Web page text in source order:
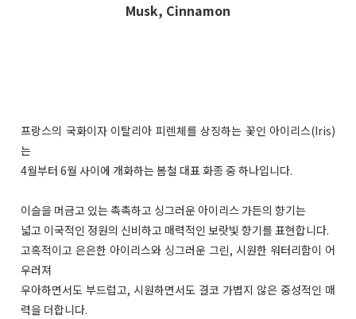
Musk, Cinnamon
프랑스의 국화이자 이탈리아 피렌체를 상징하는 꽃인 아이리스(Iris)
는
4월부터 6월 사이에 개화하는 봄철 대표 화종 중 하나입니다.
이슬을 머금고 있는 촉촉하고 싱그러운 아이리스 가든의 향기는
넓고 이국적인 정원의 신비하고 매력적인 보랏빛 향기를 표현합니다.
고혹적이고 은은한 아이리스와 싱그러운 그린, 시원한 워터리함이 어
우러져
우아하면서도 부드럽고, 시원하면서도 결코 가볍지 않은 중성적인 매
력을 더합니다.